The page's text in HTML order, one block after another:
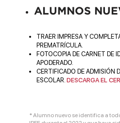
ALUMNOS
TRAER IMPRESA Y
PREMATRÍCULA.
FOTOCOPIA DE CARNET DE
APODERADO.
CERTIFICADO DE ADMISIÓN
ESCOLAR. DESCARGA EL
* Alumno nuevo se identifica a